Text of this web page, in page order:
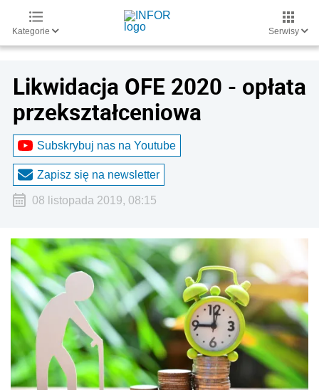
Kategorie Serwisy
Likwidacja OFE 2020 - opłata
przekształceniowa
Subskrybuj nas na Youtube
Zapisz się na newsletter
08 listopada 2019, 08:15